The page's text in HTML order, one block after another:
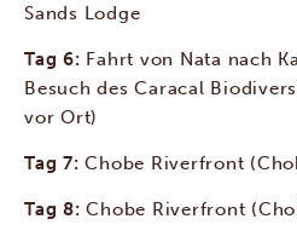
Sands Lodge
Tag 6: Fahrt von Nata nach
Besuch des Caracal
vor Ort)
Tag 7:Chobe Riverfront
Tag 8:Chobe Riverfront